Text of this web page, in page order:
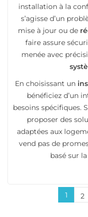
installation à la
s’agisse d’un
mise à jour ou de
faire assure
menée avec
En choisissant un
bénéficiez d’un
besoins spécifiques.
proposer des
adaptées aux
vend pas de
basé sur
1 2